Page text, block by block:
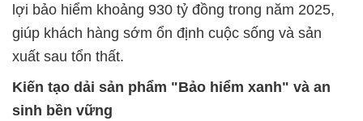
lợi bảo hiểm khoảng 930 tỷ đồng trong năm 2025,
giúp khách hàng sớm ổn định cuộc sống và sản
xuất sau tổn thất.
Kiến tạo dải sản phẩm "Bảo hiểm xanh" và an
sinh bền vững